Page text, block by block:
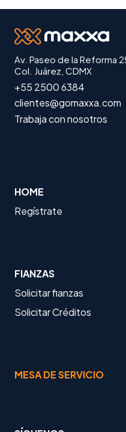
Av. Paseo de la Reforma
Col. Juárez, CDMX
+55 2500 6384
clientes@gomaxxa.com
Trabaja con nosotros
HOME
Regístrate
FIANZAS
Solicitar fianzas
Solicitar Créditos
MESA DE SERVICIO